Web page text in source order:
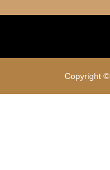
Copyright ©